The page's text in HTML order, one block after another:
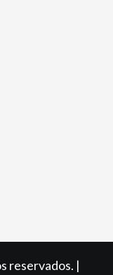
reservados. |